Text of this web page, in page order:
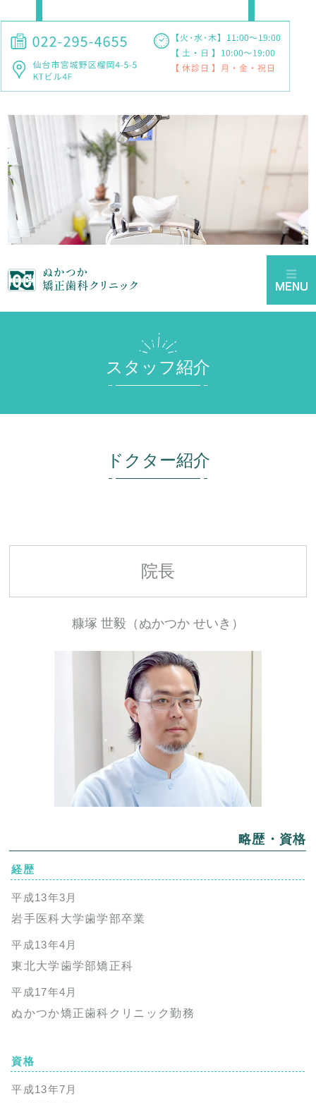
スタッフ紹介
ドクター紹介
院長
糠塚 世毅（ぬかつか せいき）
略歴・資格
経歴
平成13年3月
岩手医科大学歯学部卒業
平成13年4月
東北大学歯学部矯正科
平成17年4月
ぬかつか矯正歯科クリニック勤務
資格
平成13年7月